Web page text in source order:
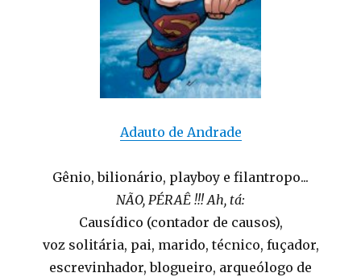
Adauto de Andrade
Gênio, bilionário, playboy e filantropo...
NÃO, PÉRAÊ !!! Ah, tá:
Causídico (contador de causos),
voz solitária, pai, marido, técnico, fuçador,
escrevinhador, blogueiro, arqueólogo de